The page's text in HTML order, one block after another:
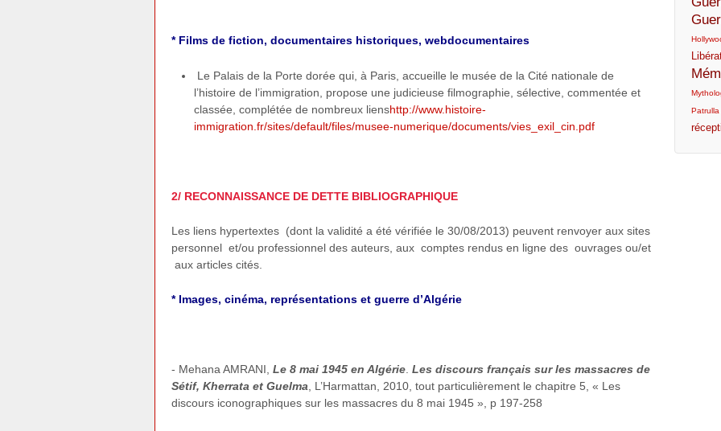
* Films de fiction, documentaires historiques, webdocumentaires
Le Palais de la Porte dorée qui, à Paris, accueille le musée de la Cité nationale de
l’histoire de l’immigration, propose une judicieuse filmographie, sélective, commentée et
classée, complétée de nombreux lienshttp://www.histoire-
immigration.fr/sites/default/files/musee-numerique/documents/vies_exil_cin.pdf
2/ RECONNAISSANCE DE DETTE BIBLIOGRAPHIQUE
Les liens hypertextes (dont la validité a été vérifiée le 30/08/2013) peuvent renvoyer aux sites
personnel et/ou professionnel des auteurs, aux comptes rendus en ligne des ouvrages ou/et
aux articles cités.
* Images, cinéma, représentations et guerre d’Algérie
- Mehana AMRANI, Le 8 mai 1945 en Algérie Les discours français sur les massacres de
Sétif, Kherrata et Guelma , L’Harmattan, 2010, tout particulièrement le chapitre 5, « Les
discours iconographiques sur les massacres du 8 mai 1945 », p 197-258
Patrulla